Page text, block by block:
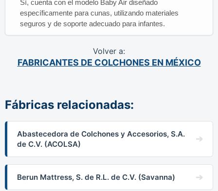
Sí, cuenta con el modelo Baby Air diseñado
específicamente para cunas, utilizando materiales
seguros y de soporte adecuado para infantes.
Volver a:
FABRICANTES DE COLCHONES EN MÉXICO
Fábricas relacionadas:
Abastecedora de Colchones y Accesorios, S.A.
de C.V. (ACOLSA)
Berun Mattress, S. de R.L. de C.V. (Savanna)